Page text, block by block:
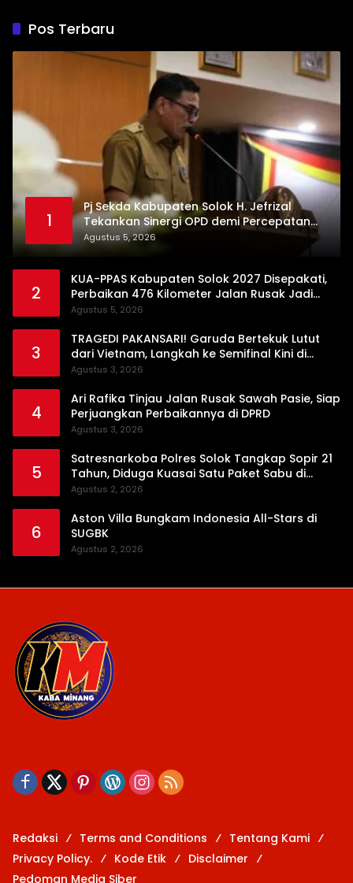
Pos Terbaru
1
Pj Sekda Kabupaten Solok H. Jefrizal
Tekankan Sinergi OPD demi Percepatan
Pembangunan Daerah
Agustus 5, 2026
2
KUA-PPAS Kabupaten Solok 2027 Disepakati,
Perbaikan 476 Kilometer Jalan Rusak Jadi
Prioritas
Agustus 5, 2026
3
TRAGEDI PAKANSARI! Garuda Bertekuk Lutut
dari Vietnam, Langkah ke Semifinal Kini di
Ujung Tanduk
Agustus 3, 2026
4
Ari Rafika Tinjau Jalan Rusak Sawah Pasie, Siap
Perjuangkan Perbaikannya di DPRD
Agustus 3, 2026
5
Satresnarkoba Polres Solok Tangkap Sopir 21
Tahun, Diduga Kuasai Satu Paket Sabu di
Kubung
Agustus 2, 2026
6
Aston Villa Bungkam Indonesia All-Stars di
SUGBK
Agustus 2, 2026
Redaksi Terms and Conditions
Tentang Kami
Privacy Policy.
Kode Etik
Disclaimer
Pedoman Media Siber